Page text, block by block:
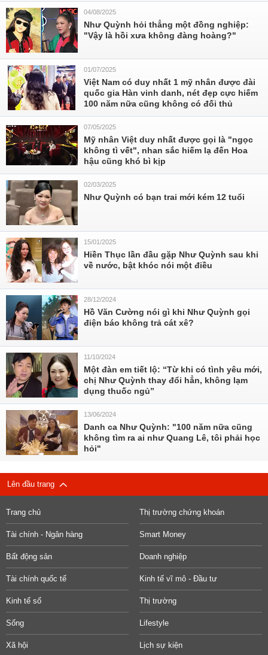
04/08/2025
Như Quỳnh hỏi thẳng một đồng nghiệp:
"Vậy là hồi xưa không đàng hoàng?"
01/07/2025
Việt Nam có duy nhất 1 mỹ nhân được đài
quốc gia Hàn vinh danh, nét đẹp cực hiếm
100 năm nữa cũng không có đối thủ
07/05/2025
Mỹ nhân Việt duy nhất được gọi là "ngọc
không tì vết", nhan sắc hiếm lạ đến Hoa
hậu cũng khó bì kịp
02/03/2025
Như Quỳnh có bạn trai mới kém 12 tuổi
15/01/2025
Hiền Thục lần đầu gặp Như Quỳnh sau khi
về nước, bật khóc nói một điều
28/12/2024
Hồ Văn Cường nói gì khi Như Quỳnh gọi
điện báo không trả cát xê?
11/10/2024
Một đàn em tiết lộ: “Từ khi có tình yêu mới,
chị Như Quỳnh thay đổi hẳn, không lạm
dụng thuốc ngủ”
13/06/2024
Danh ca Như Quỳnh: "100 năm nữa cũng
không tìm ra ai như Quang Lê, tôi phải học
hỏi"
Lên đầu trang
Trang chủ Thị trường chứng khoán
Tài chính - Ngân hàng Smart Money
Bất động sản Doanh nghiệp
Tài chính quốc tế Kinh tế vĩ mô - Đầu tư
Kinh tế số Thị trường
Sống Lifestyle
Xã hội Lịch sự kiện